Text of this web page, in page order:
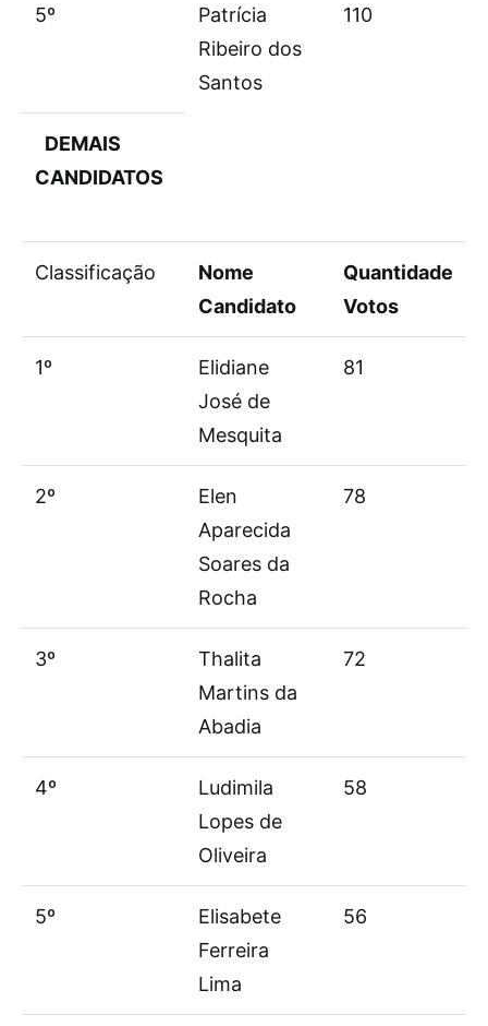
5º
Patrícia
Ribeiro dos
Santos
110
DEMAIS
CANDIDATOS
Classificação
Nome
Candidato
Quantidade
Votos
1º
Elidiane
José de
Mesquita
81
2º
Elen
Aparecida
Soares da
Rocha
78
3º
Thalita
Martins da
Abadia
72
4º
Ludimila
Lopes de
Oliveira
58
5º
Elisabete
Ferreira
Lima
56